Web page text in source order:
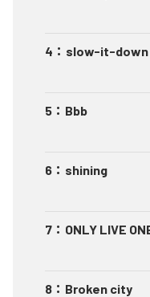
4 ： slow-it-down
5 ： Bbb
6 ： shining
7 ： ONLY LIVE
8 ： Broken city